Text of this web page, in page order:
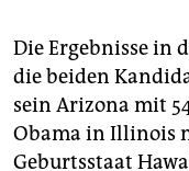
Die Ergebnisse in
die beiden
sein Arizona mit
Obama in Illinois
Geburtsstaat